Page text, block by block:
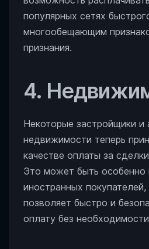
популярных сетях
многообещающим
признания.
4.
Некоторые застройщики и
недвижимости теперь
качестве оплаты за
Это может быть особенно
иностранных покупателей,
позволяет быстро и
оплату без